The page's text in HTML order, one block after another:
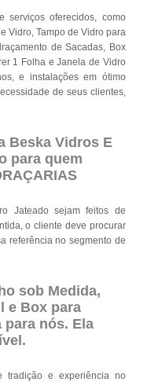
serviços oferecidos, como
Vidro, Tampo de Vidro para
de Sacadas, Box
1 Folha e Janela de Vidro
e instalações em ótimo
de seus clientes,
Beska Vidros E
para quem
Jateado sejam feitos de
o cliente deve procurar
referência no segmento de
sob Medida,
e Box para
nós. Ela
tradição e experiência no